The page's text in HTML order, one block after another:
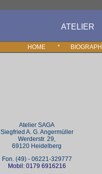
ATELIER
HOME *
Atelier SAGA
Siegfried A. G. Angermüller
Werderstr. 29,
69120 Heidelberg
Fon. (49) - 06221-329777
Mobil: 0179 6916216